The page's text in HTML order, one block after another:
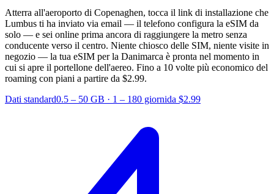
Atterra all'aeroporto di Copenaghen, tocca il link di installazione che
Lumbus ti ha inviato via email — il telefono configura la eSIM da
solo — e sei online prima ancora di raggiungere la metro senza
conducente verso il centro. Niente chiosco delle SIM, niente visite in
negozio — la tua eSIM per la Danimarca è pronta nel momento in
cui si apre il portellone dell'aereo. Fino a 10 volte più economico del
roaming con piani a partire da $2.99.
Dati standard0.5 – 50 GB · 1 – 180 giornida $2.99